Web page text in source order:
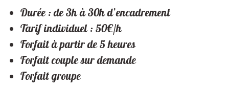
Durée : de 3h à 30h d’encadrement
Tarif individuel : 50€/h
Forfait à partir de 5 heures
Forfait couple sur demande
Forfait groupe